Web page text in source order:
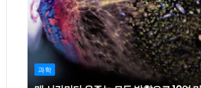
과학